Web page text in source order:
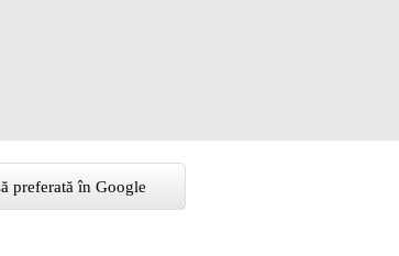
preferată în Google